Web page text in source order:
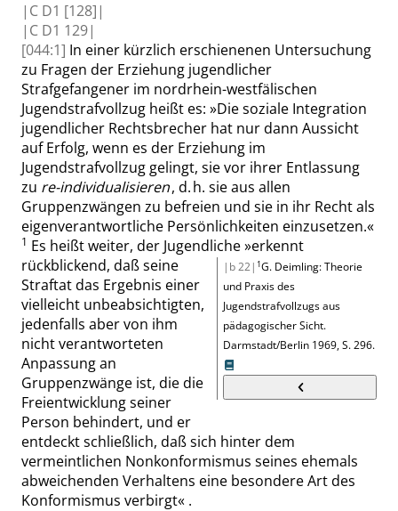
| C D1 [128]|
| C D1 129|
[044:1] In einer kürzlich erschienenen Untersuchung
zu Fragen der Erziehung jugendlicher
Strafgefangener im nordrhein-westfälischen
Jugendstrafvollzug heißt es: »Die soziale Integration
jugendlicher Rechtsbrecher hat nur dann Aussicht
auf Erfolg, wenn es der Erziehung im
Jugendstrafvollzug gelingt, sie vor ihrer Entlassung
zu re-individualisieren, d. h. sie aus allen
Gruppenzwängen zu befreien und sie in ihr Recht als
eigenverantwortliche Persönlichkeiten einzusetzen.«
1
|b 22| 1G. Deimling:Theorie
und Praxis des
Jugendstrafvollzugs aus
pädagogischer Sicht.
Darmstadt/Berlin 1969,S. 296.
Es heißt weiter, der Jugendliche»erkennt
rückblickend, daß seine
Straftat das Ergebnis einer
vielleicht unbeabsichtigten,
jedenfalls aber von ihm
nicht verantworteten
Anpassung an
Gruppenzwänge ist, die die
Freientwicklung seiner
Person behindert, und er
entdeckt schließlich, daß sich hinter dem
vermeintlichen Nonkonformismus seines ehemals
abweichenden Verhaltens eine besondere Art des
Konformismus verbirgt« .